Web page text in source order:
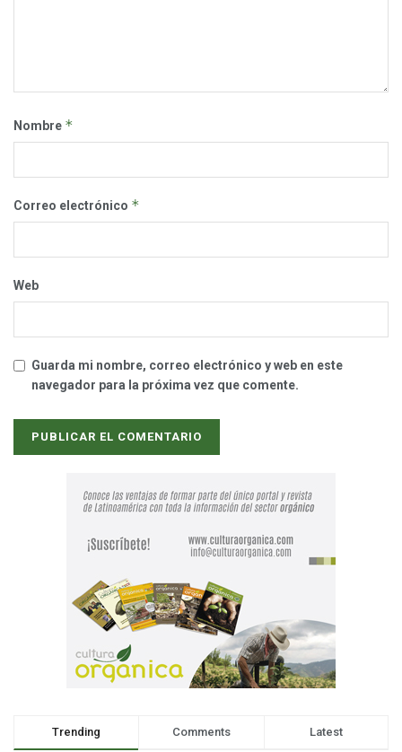
Nombre *
Correo electrónico *
Web
Guarda mi nombre, correo electrónico y web en este
navegador para la próxima vez que comente.
Trending Comments Latest